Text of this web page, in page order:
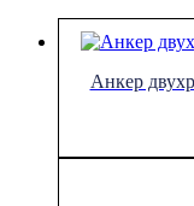
Анкер